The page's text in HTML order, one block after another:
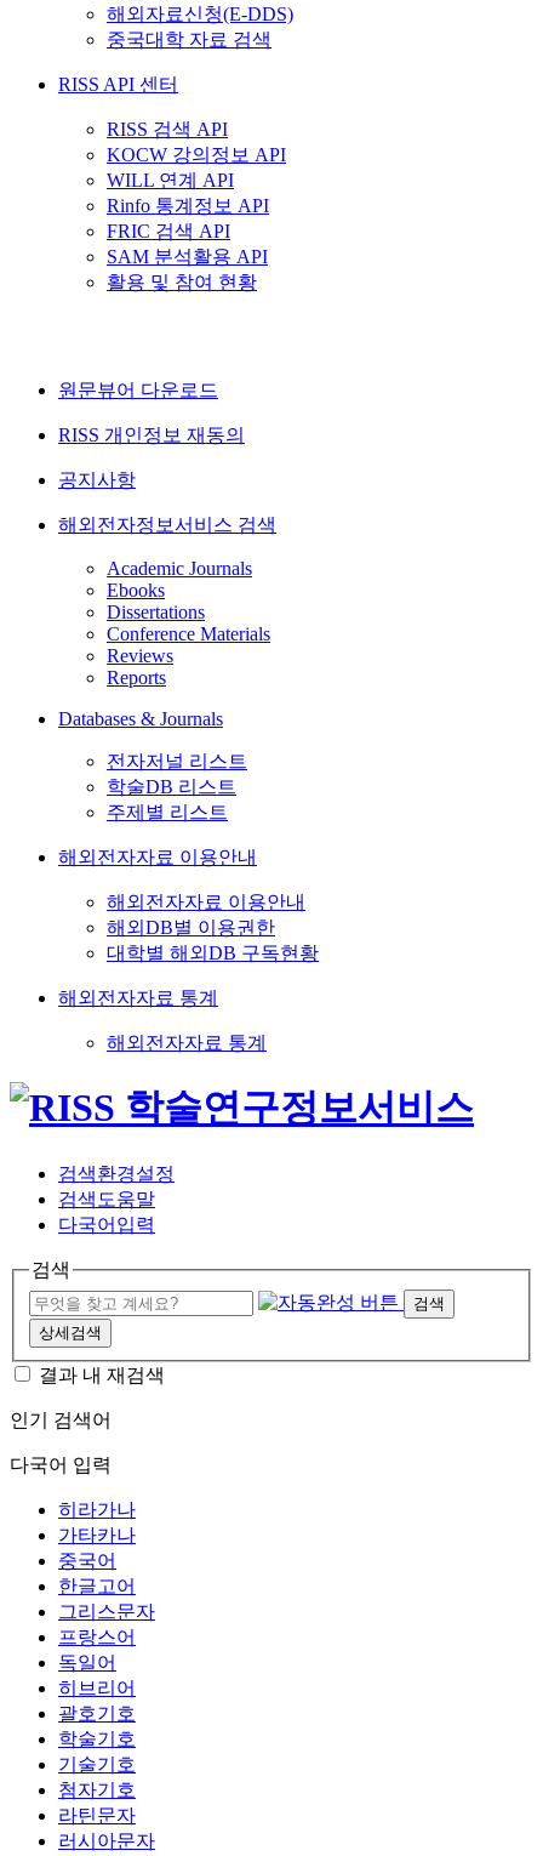
해외자료신청(E-DDS)
중국대학 자료 검색
RISS API 센터
RISS 검색 API
KOCW 강의정보 API
WILL 연계 API
Rinfo 통계정보 API
FRIC 검색 API
SAM 분석활용 API
활용 및 참여 현황
원문뷰어 다운로드
RISS 개인정보 재동의
공지사항
해외전자정보서비스 검색
Academic Journals
Ebooks
Dissertations
Conference Materials
Reviews
Reports
Databases & Journals
전자저널 리스트
학술DB 리스트
주제별 리스트
해외전자자료 이용안내
해외전자자료 이용안내
해외DB별 이용권한
대학별 해외DB 구독현황
해외전자자료 통계
해외전자자료 통계
검색환경설정
검색도움말
다국어입력
검색
검색
상세검색
결과 내 재검색
인기 검색어
다국어 입력
히라가나
가타카나
중국어
한글고어
그리스문자
프랑스어
독일어
히브리어
괄호기호
학술기호
기술기호
첨자기호
라틴문자
러시아문자